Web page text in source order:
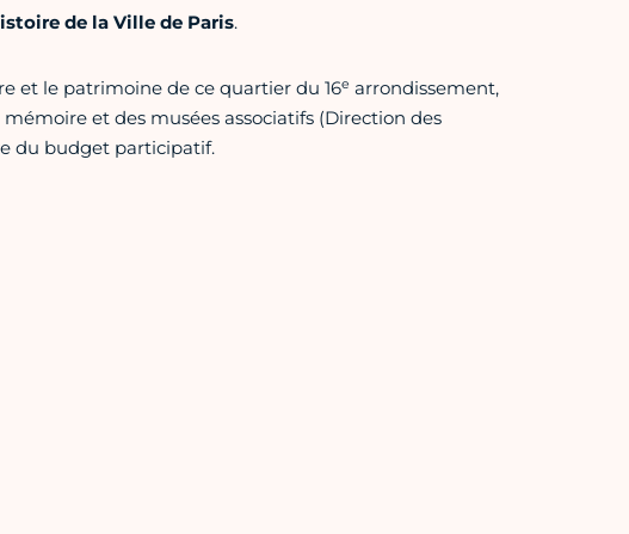
de la Ville de Paris.
et le patrimoine de ce quartier du 16e arrondissement,
et des musées associatifs (Direction des
du budget participatif.